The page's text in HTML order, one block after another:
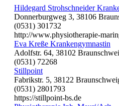
Hildegard Strohschneider
Donnerburgweg 3, 38106
(0531) 301732
http://www.physiotherapie-
Eva Kreße Krankengymnastin
Adolfstr. 64, 38102
(0531) 72268
Stillpoint
Fabrikstr. 5, 38122
(0531) 2801793
https://stillpoint-bs.de